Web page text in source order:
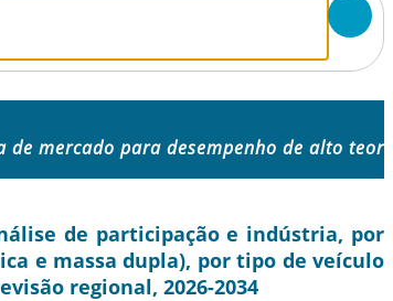
de mercado para desempenho de alto teor
de participação e indústria, por
e massa dupla), por tipo de veículo
regional, 2026-2034